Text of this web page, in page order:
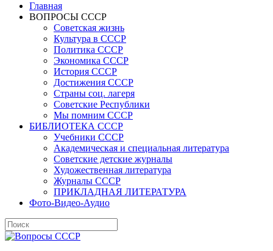
Главная
ВОПРОСЫ СССР
Советская жизнь
Культура в СССР
Политика СССР
Экономика СССР
История СССР
Достижения СССР
Страны соц. лагеря
Советские Республики
Мы помним СССР
БИБЛИОТЕКА СССР
Учебники СССР
Академическая и специальная литература
Советские детские журналы
Художественная литература
Журналы СССР
ПРИКЛАДНАЯ ЛИТЕРАТУРА
Фото-Видео-Аудио